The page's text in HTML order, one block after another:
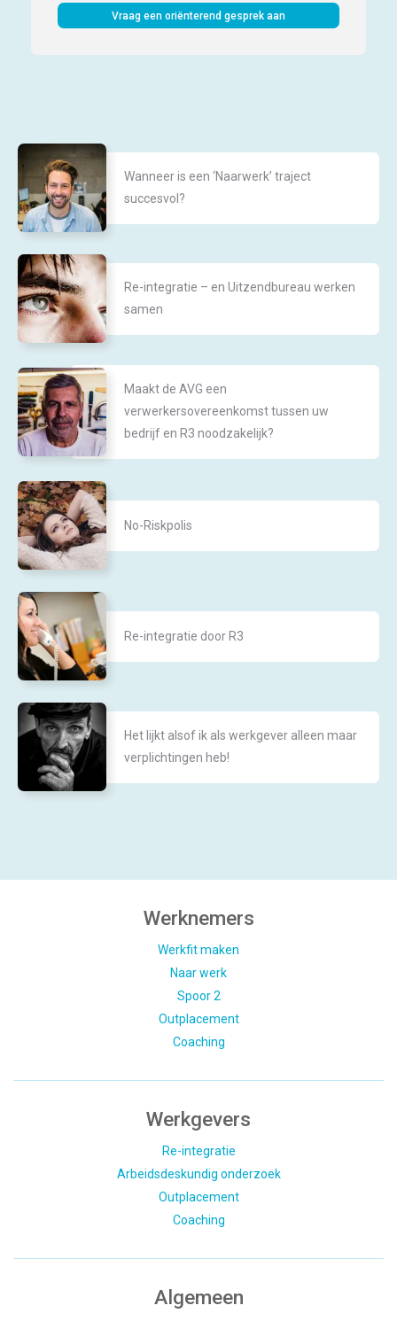
Vraag een oriënterend gesprek aan
Wanneer is een ‘Naarwerk’ traject
succesvol?
Re-integratie – en Uitzendbureau werken
samen
Maakt de AVG een
verwerkersovereenkomst tussen uw
bedrijf en R3 noodzakelijk?
No-Riskpolis
Re-integratie door R3
Het lijkt alsof ik als werkgever alleen maar
verplichtingen heb!
Werknemers
Werkfit maken
Naar werk
Spoor 2
Outplacement
Coaching
Werkgevers
Re-integratie
Arbeidsdeskundig onderzoek
Outplacement
Coaching
Algemeen